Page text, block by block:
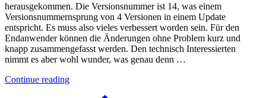
herausgekommen. Die Versionsnummer ist 14, was einem
Versionsnummernsprung von 4 Versionen in einem Update
entspricht. Es muss also vieles verbessert worden sein. Für den
Endanwender können die Änderungen ohne Problem kurz und
knapp zusammengefasst werden. Den technisch Interessierten
nimmt es aber wohl wunder, was genau denn …
Continue reading"Neuer